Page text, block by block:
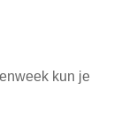
kun je